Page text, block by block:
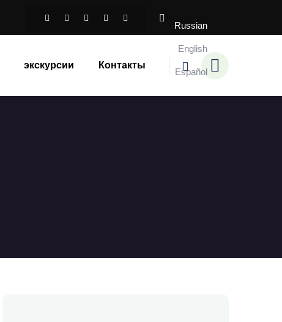
Russian
English
Español
экскурсии Контакты